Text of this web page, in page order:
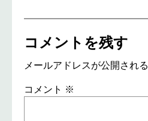
コメントを残す
メールアドレスが公開され
コメント ※